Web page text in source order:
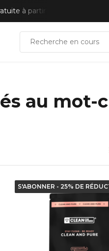
à partir de 50 €
au
S'ABONNER - 25% DE